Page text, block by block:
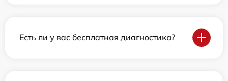
Есть ли у вас бесплатная диагностика?